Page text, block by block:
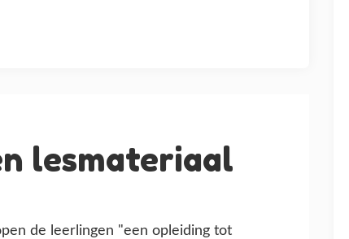
lesmateriaal
de leerlingen "een opleiding tot